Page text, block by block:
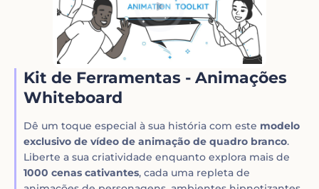
Kit de Ferramentas - Animações
Whiteboard
Dê um toque especial à sua história com este modelo
exclusivo de vídeo de animação de quadro branco.
Liberte a sua criatividade enquanto explora mais de
1000 cenas cativantes, cada uma repleta de